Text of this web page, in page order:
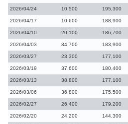
2026/04/24 10,500 195,300
2026/04/17 10,600 188,900
2026/04/10 20,100 186,700
2026/04/03 34,700 183,900
2026/03/27 23,300 177,100
2026/03/19 37,600 180,400
2026/03/13 38,800 177,100
2026/03/06 36,800 175,500
2026/02/27 26,400 179,200
2026/02/20 24,200 144,300